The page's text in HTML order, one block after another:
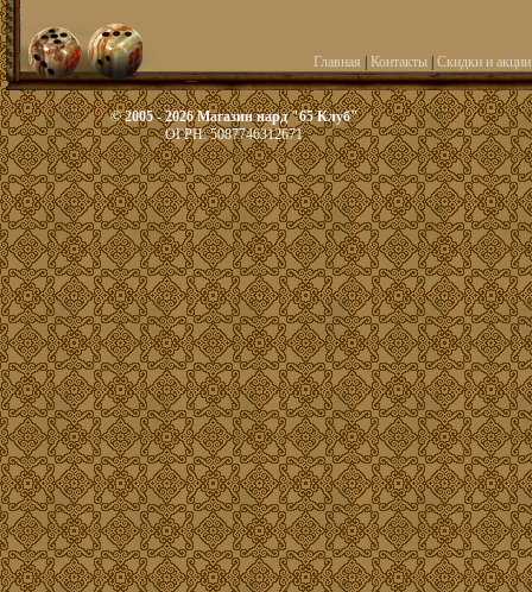
Главная Контакты| Скидки и акции
© 2005 - 2026 Магазин нард "65 Клуб"
ОГРН: 5087746312671